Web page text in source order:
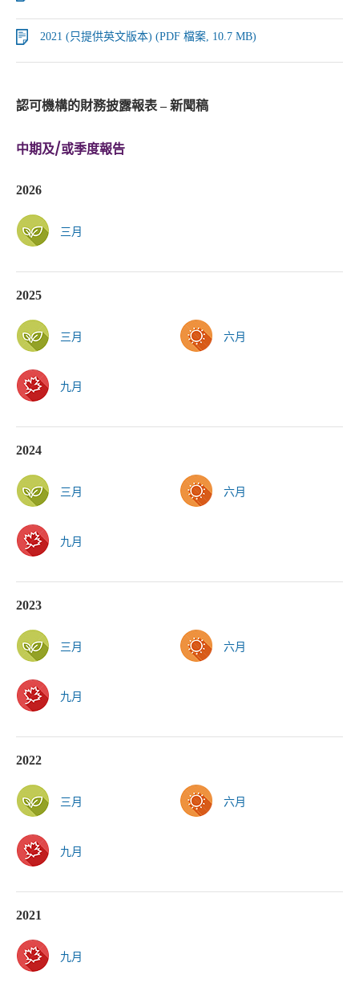
2021 (只提供英文版本) (PDF 檔案, 10.7 MB)
認可機構的財務披露報表 – 新聞稿
中期及/或季度報告
2026
三月
2025
三月 六月
九月
2024
三月 六月
九月
2023
三月 六月
九月
2022
三月 六月
九月
2021
九月